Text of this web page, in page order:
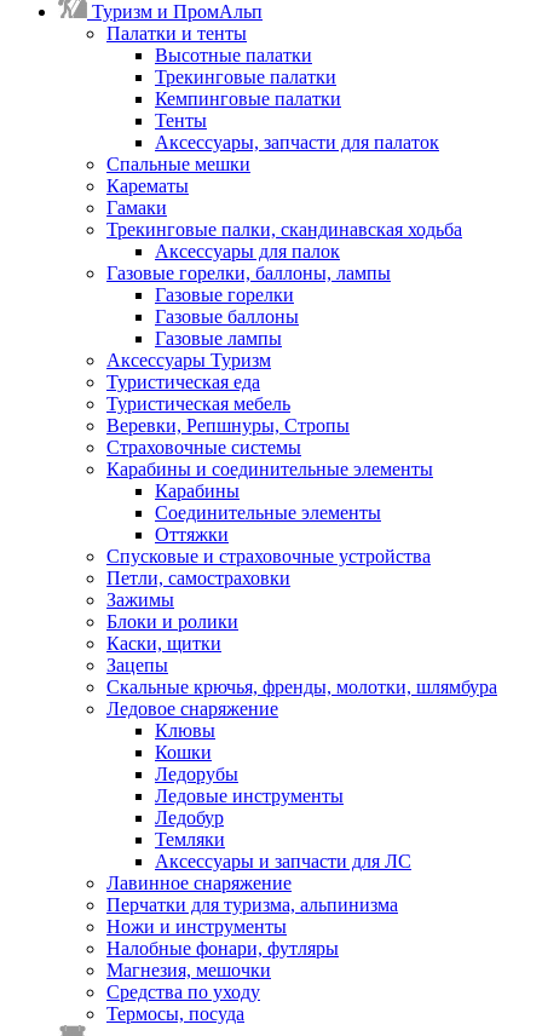
Туризм и ПромАльп
Палатки и тенты
Высотные палатки
Трекинговые палатки
Кемпинговые палатки
Тенты
Аксессуары, запчасти для палаток
Спальные мешки
Карематы
Гамаки
Трекинговые палки, скандинавская ходьба
Аксессуары для палок
Газовые горелки, баллоны, лампы
Газовые горелки
Газовые баллоны
Газовые лампы
Аксессуары Туризм
Туристическая еда
Туристическая мебель
Веревки, Репшнуры, Стропы
Страховочные системы
Карабины и соединительные элементы
Карабины
Соединительные элементы
Оттяжки
Спусковые и страховочные устройства
Петли, самостраховки
Зажимы
Блоки и ролики
Каски, щитки
Зацепы
Скальные крючья, френды, молотки, шлямбура
Ледовое снаряжение
Клювы
Кошки
Ледорубы
Ледовые инструменты
Ледобур
Темляки
Аксессуары и запчасти для ЛС
Лавинное снаряжение
Перчатки для туризма, альпинизма
Ножи и инструменты
Налобные фонари, футляры
Магнезия, мешочки
Средства по уходу
Термосы, посуда